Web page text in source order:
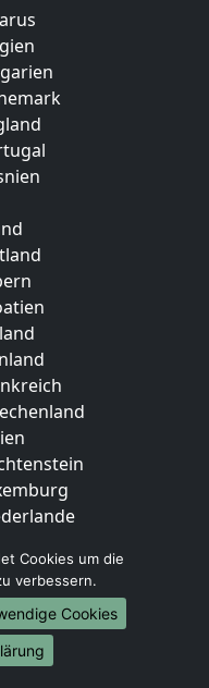
Cookies um die
verbessern.
Cookies